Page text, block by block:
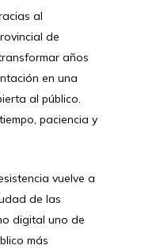
al
de
años
en una
al público.
paciencia y
vuelve a
de las
digital uno de
más